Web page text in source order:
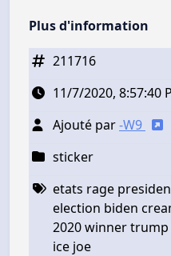
Plus d'information
211716
11/7/2020, 8:57:40
Ajouté par-W9
sticker
etats rage
election biden
2020 winner trump
ice joe